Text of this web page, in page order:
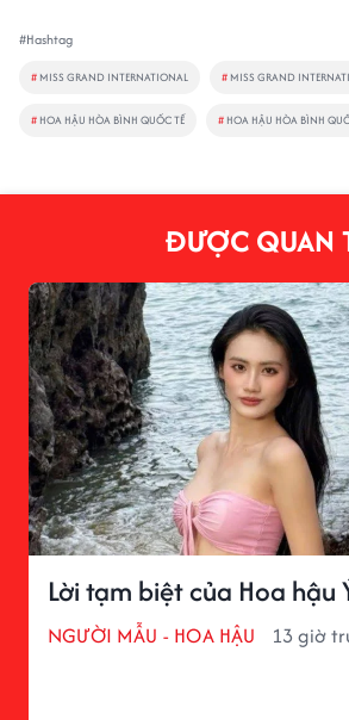
#Hashtag
# MISS GRAND INTERNATIONAL # MISS GRAND
# HOA HẬU HÒA BÌNH QUỐC TẾ # HOA HẬU HÒA BÌNH
ĐƯỢC QUAN
Lời tạm biệt của Hoa hậu
NGƯỜI MẪU - HOA HẬU 13 giờ